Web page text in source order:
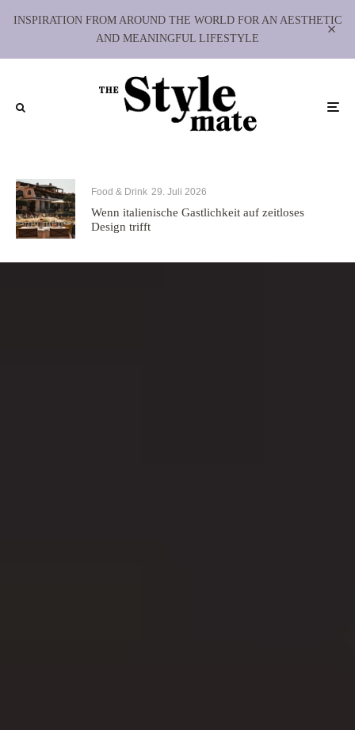
INSPIRATION FROM AROUND THE WORLD FOR AN AESTHETIC
AND MEANINGFUL LIFESTYLE
Food & Drink 29. Juli 2026
Wenn italienische Gastlichkeit auf zeitloses
Design trifft